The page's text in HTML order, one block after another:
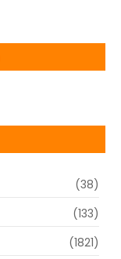
(38)
(133)
(1821)